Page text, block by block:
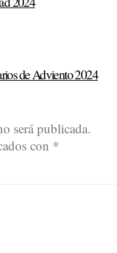
de Adviento 2024
será publicada.
con *